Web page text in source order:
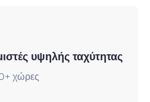
υψηλής ταχύτητας
χώρες